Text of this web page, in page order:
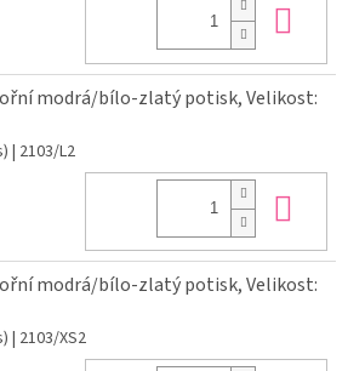
modrá/bílo-zlatý potisk, Velikost:
| 2103/L2
modrá/bílo-zlatý potisk, Velikost:
| 2103/XS2